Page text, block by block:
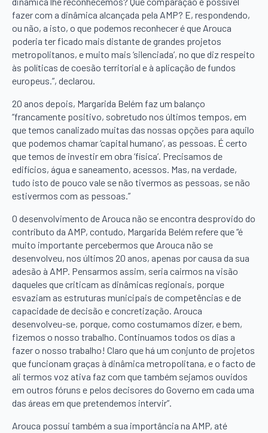
fazer com a dinâmica alcançada pela AMP? E, respondendo,
ou não, a isto, o que podemos reconhecer é que Arouca
poderia ter ficado mais distante de grandes projetos
metropolitanos, e muito mais ‘silenciada’, no que diz respeito
às políticas de coesão territorial e à aplicação de fundos
europeus.”, declarou.
20 anos depois, Margarida Belém faz um balanço
“francamente positivo, sobretudo nos últimos tempos, em
que temos canalizado muitas das nossas opções para aquilo
que podemos chamar ‘capital humano’, as pessoas. É certo
que temos de investir em obra ‘física’. Precisamos de
edifícios, água e saneamento, acessos. Mas, na verdade,
tudo isto de pouco vale se não tivermos as pessoas, se não
estivermos com as pessoas.”
O desenvolvimento de Arouca não se encontra desprovido do
contributo da AMP, contudo, Margarida Belém refere que “é
muito importante percebermos que Arouca não se
desenvolveu, nos últimos 20 anos, apenas por causa da sua
adesão à AMP. Pensarmos assim, seria cairmos na visão
daqueles que criticam as dinâmicas regionais, porque
esvaziam as estruturas municipais de competências e de
capacidade de decisão e concretização. Arouca
desenvolveu-se, porque, como costumamos dizer, e bem,
fizemos o nosso trabalho. Continuamos todos os dias a
fazer o nosso trabalho! Claro que há um conjunto de projetos
que funcionam graças à dinâmica metropolitana, e o facto de
ali termos voz ativa faz com que também sejamos ouvidos
em outros fóruns e pelos decisores do Governo em cada uma
das áreas em que pretendemos intervir”.
Arouca possui também a sua importância na AMP, até